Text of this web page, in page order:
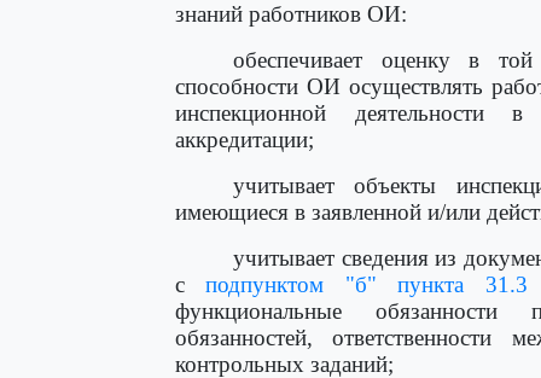
знаний работников ОИ:
обеспечивает оценку в
способности ОИ осуществлять
инспекционной деятельности
аккредитации;
учитывает объекты
имеющиеся в заявленной и/или
учитывает сведения из
сподпунктом "б" пункта 31.3
функциональные обязанности
обязанностей,
контрольных заданий;